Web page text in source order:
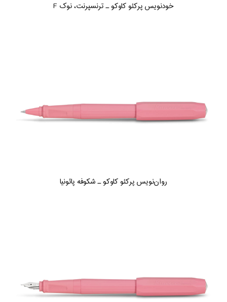
خودنویس پرکئو کاوکو ـ ترنسپرنت، نوک F
روان‌نویس پرکئو کاوکو ـ شکوفه پائونیا